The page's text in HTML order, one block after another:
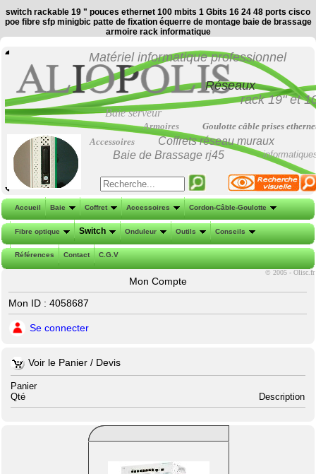
switch rackable 19 " pouces ethernet 100 mbits 1 Gbits 16 24 48 ports cisco
poe fibre sfp minigbic patte de fixation équerre de montage baie de brassage
armoire rack informatique
Matériel informatique professionnel
Réseaux
rack 19"et
Baie serveur
Armoires
Goulotte câble prises
Accessoires
Coffrets réseau muraux
Baie de Brassage rj45
Accueil Baie Coffret Accessoires Cordon-Câble-Goulotte
Fibre optique Switch Onduleur Outils Conseils
Références Contact C.G.V
© 2005 - Olisc.fr
Mon Compte
Mon ID : 4058687
Se connecter
Voir le Panier / Devis
Panier
Qté
Description